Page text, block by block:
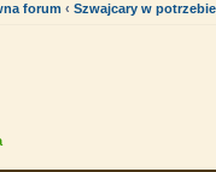
forum ‹ Szwajcary w potrzebie